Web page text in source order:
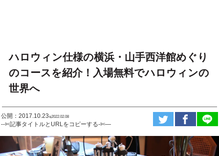
ハロウィン仕様の横浜・山手西洋館めぐり
のコースを紹介！入場無料でハロウィンの
世界へ
公開：2017.10.23ಇ2022.02.08
--✄記事タイトルとURLをコピーする-✄—